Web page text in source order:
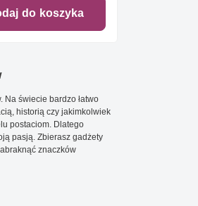
do koszyka
Na świecie bardzo łatwo
historią czy jakimkolwiek
postaciom. Dlatego
pasją. Zbierasz gadżety
znaczków